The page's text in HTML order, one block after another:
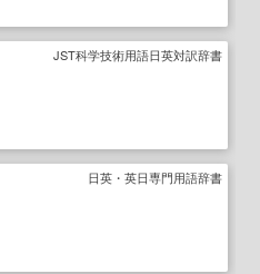
JST科学技術用語日英対訳辞書
日英・英日専門用語辞書